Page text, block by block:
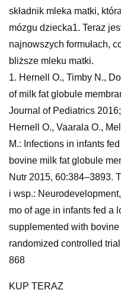
składnik mleka matki,
mózgu dziecka1. Teraz
najnowszych formułach,
bliższe mleku matki.
1. Hernell O., Timby N.,
of milk fat globule
Journal of Pediatrics
Hernell O., Vaarala O.,
M.: Infections in infants
bovine milk fat globule
Nutr 2015, 60:384–3893.
i wsp.:
mo of age in infants fed a
supplemented with
randomized controlled
868
KUP TERAZ